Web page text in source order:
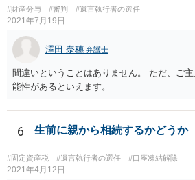
で、対応しましょう。 そのあとは遺留分の請
対応となるでしょう。
#財産分与 #審判 #遺言執行者の選任
2021年7月19日
澤田 奈穗 弁護士
間違いということはありません。 ただ、ご
能性があるといえます。
6 生前に親から相続するかどうか
#固定資産税 #遺言執行者の選任 #口座凍結解除
2021年4月12日